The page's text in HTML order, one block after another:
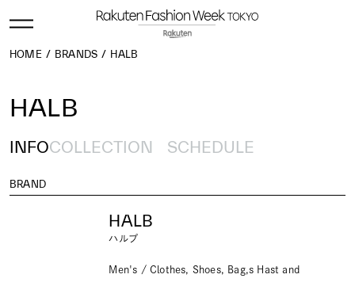
HOME BRANDS HALB
HALB
INFOCOLLECTION SCHEDULE
BRAND
HALB
ハルプ
Men's / Clothes, Shoes, Bag,s Hast and